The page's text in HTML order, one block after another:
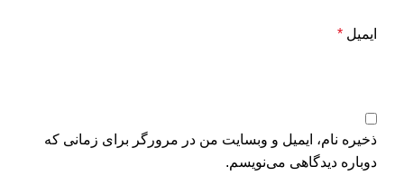
ایمیل *
ذخیره نام، ایمیل و وبسایت من در مرورگر برای زمانی که
دوباره دیدگاهی می‌نویسم.